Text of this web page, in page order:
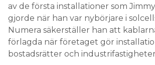
av de första installationer som
gjorde när han var nybörjare i
Numera säkerställer han att
förlagda när företaget gör
bostadsrätter och